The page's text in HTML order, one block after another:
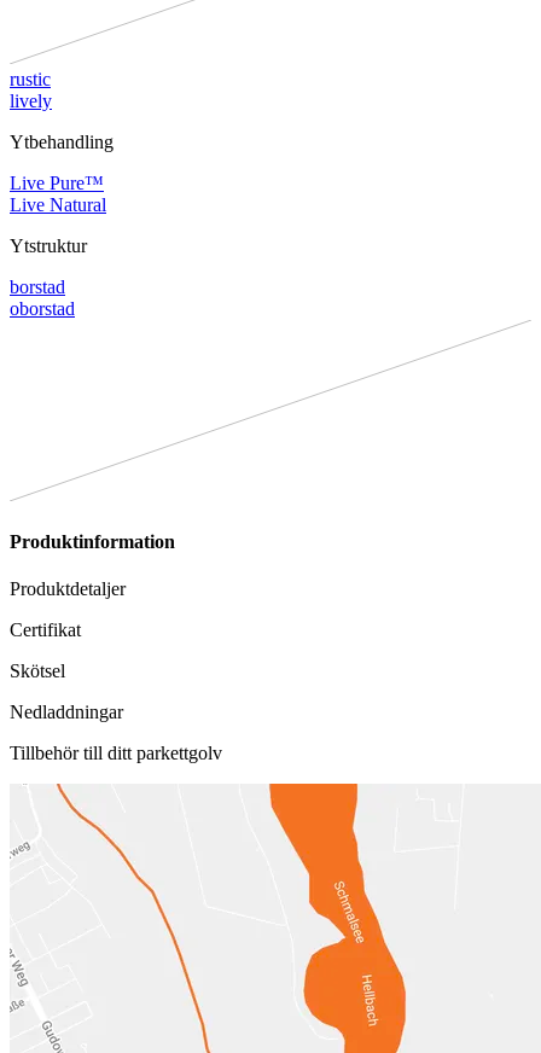
rustic
lively
Ytbehandling
Live Pure™
Live Natural
Ytstruktur
borstad
oborstad
Produktinformation
Produktdetaljer
Certifikat
Skötsel
Nedladdningar
Tillbehör till ditt parkettgolv